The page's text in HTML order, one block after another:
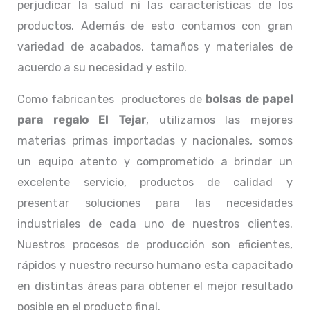
perjudicar la salud ni las características de los
productos. Además de esto contamos con gran
variedad de acabados, tamaños y materiales de
acuerdo a su necesidad y estilo.
Como fabricantes productores de bolsas de papel
para regalo El Tejar, utilizamos las mejores
materias primas importadas y nacionales, somos
un equipo atento y comprometido a brindar un
excelente servicio, productos de calidad y
presentar soluciones para las necesidades
industriales de cada uno de nuestros clientes.
Nuestros procesos de producción son eficientes,
rápidos y nuestro recurso humano esta capacitado
en distintas áreas para obtener el mejor resultado
posible en el producto final.